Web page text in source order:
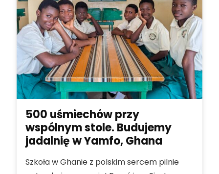
500 uśmiechów przy
wspólnym stole. Budujemy
jadalnię w Yamfo, Ghana
Szkoła w Ghanie z polskim sercem pilnie